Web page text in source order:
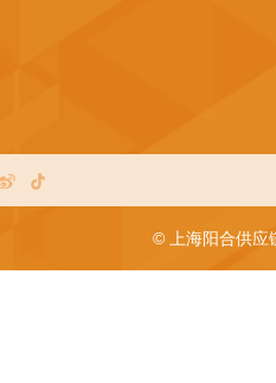
© 上海阳合供应